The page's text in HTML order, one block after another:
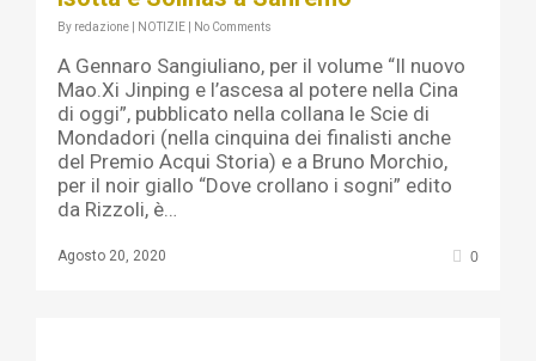
By redazione NOTIZIE No Comments
A Gennaro Sangiuliano, per il volume “Il nuovo
Mao.Xi Jinping e l’ascesa al potere nella Cina
di oggi”, pubblicato nella collana le Scie di
Mondadori (nella cinquina dei finalisti anche
del Premio Acqui Storia) e a Bruno Morchio,
per il noir giallo “Dove crollano i sogni” edito
da Rizzoli, è…
Agosto 20, 2020 0